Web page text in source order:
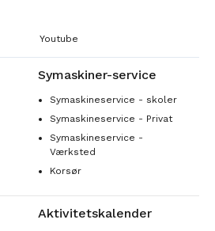
Youtube
Symaskiner-service
Symaskineservice - skoler
Symaskineservice - Privat
Symaskineservice -
Værksted
Korsør
Aktivitetskalender